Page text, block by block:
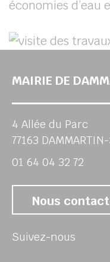
économies d’eau
MAIRIE DE
4 Allée du Parc
77163
01 64 04 32 72
Nous
Suivez-nous